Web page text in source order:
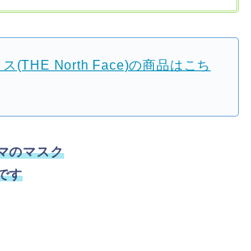
ス(THE North Face)の商品はこち
のマスク
す